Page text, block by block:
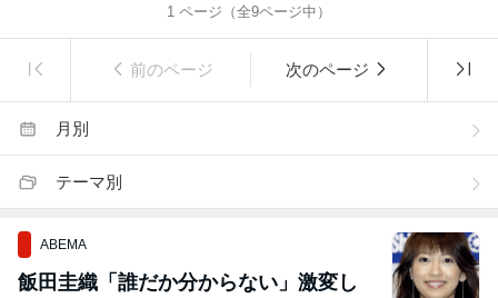
1 ページ（全9ページ中）
前のページ 次のページ
月別
テーマ別
ABEMA
飯田圭織「誰だか分からない」激変し